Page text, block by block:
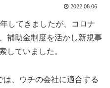
2022.08.06
してきましたが、コロナ
補助金制度を活かし新規事
していました。
、ウチの会社に適合する